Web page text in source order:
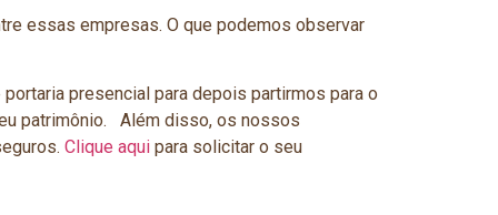
essas empresas. O que podemos observar
presencial para depois partirmos para o
patrimônio. Além disso, os nossos
Clique aqui para solicitar o seu